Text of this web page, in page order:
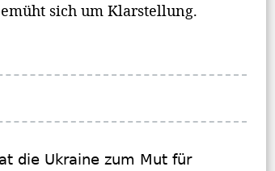
sich um Klarstellung.
die Ukraine zum Mut für